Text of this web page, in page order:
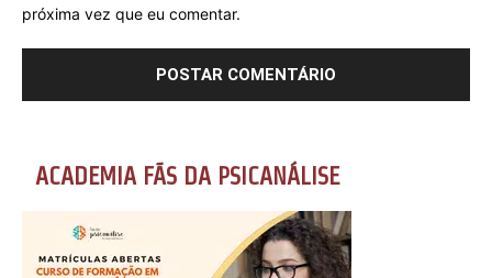
próxima vez que eu comentar.
ACADEMIA FÃS DA PSICANÁLISE